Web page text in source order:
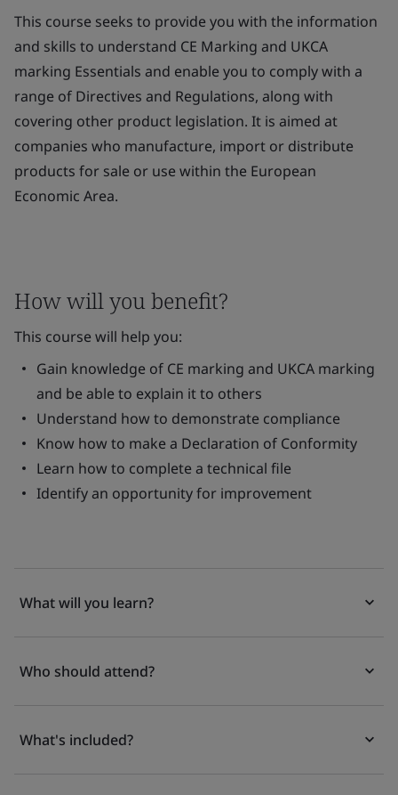
This course seeks to provide you with the information
and skills to understand CE Marking and UKCA
marking Essentials and enable you to comply with a
range of Directives and Regulations, along with
covering other product legislation. It is aimed at
companies who manufacture, import or distribute
products for sale or use within the European
Economic Area.
How will you benefit?
This course will help you:
Gain knowledge of CE marking and UKCA marking
and be able to explain it to others
Understand how to demonstrate compliance
Know how to make a Declaration of Conformity
Learn how to complete a technical file
Identify an opportunity for improvement
What will you learn?
Who should attend?
What's included?